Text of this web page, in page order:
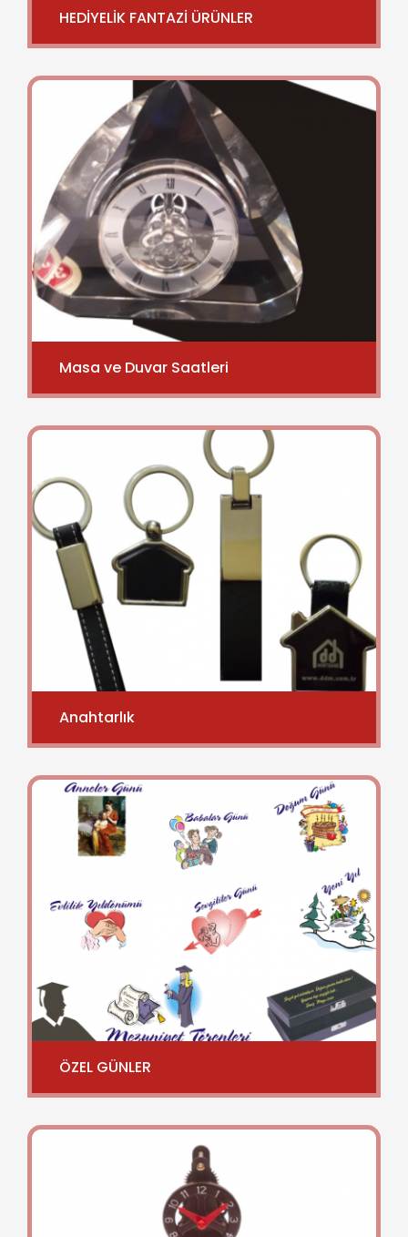
HEDİYELİK FANTAZİ ÜRÜNLER
Masa ve Duvar Saatleri
Anahtarlık
ÖZEL GÜNLER